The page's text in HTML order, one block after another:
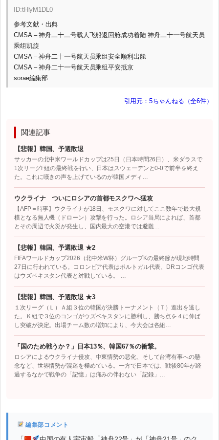
ID:tHlyM1DL0
参考文献・出典
CMSA – 神舟二十二号载人飞船返回舱成功着陆 神舟二十一号航天员
乘组凯旋
CMSA – 神舟二十一号航天员乘组安全顺利出舱
CMSA – 神舟二十一号航天员乘组平安抵京
sorae編集部
引用元：5ちゃんねる（全6件）
関連記事
【悲報】韓国、予選敗退
サッカーの北中米ワールドカップは25日（日本時間26日）、米ダラスで
1次リーグF組の最終戦を行い、日本はスウェーデンと0-0で前半を終え
た。これに嘆きの声を上げているのが韓国メディ…
ウクライナ ついにロシアの首都モスクワへ猛攻
【AFP＝時事】ウクライナが18日、モスクワに対してここ数年で最大規
模となる無人機（ドローン）攻撃を行った。ロシア当局によれば、首都
とその周辺で火災が発生し、国内最大の空港では避難…
【悲報】韓国、予選敗退 ★2
FIFAワールドカップ2026（北中米W杯）グループKの最終節が現地時間
27日に行われている。コロンビア代表はポルトガル代表、DRコンゴ代表
はウズベキスタン代表と対戦している。 …
【悲報】韓国、予選敗退 ★3
１次リーグ（Ｌ）Ａ組３位の韓国が決勝トーナメント（Ｔ）進出を逃し
た。Ｋ組で３位のコンゴがウズベキスタンに勝利し、勝ち点を４に伸ば
し突破が決定。出場チーム数の増加により、今大会は各組…
「国のため戦うか？」日本13％、韓国67％の衝撃。
ロシアによるウクライナ侵攻、中東情勢の悪化、そして台湾有事への懸
念など、世界情勢が混迷を極めている。一方で日本では、戦後80年が経
過するなかで戦争の「記憶」は痛みの伴わない「記録」…
編集部コメント